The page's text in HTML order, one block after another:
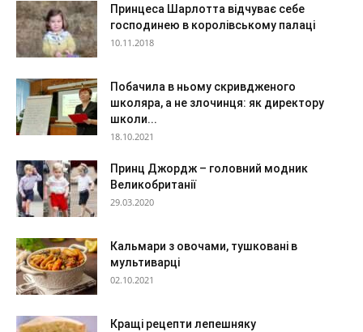
Принцеса Шарлотта відчуває себе
господинею в королівському палаці
10.11.2018
Побачила в ньому скривдженого
школяра, а не злочинця: як директору
школи...
18.10.2021
Принц Джордж – головний модник
Великобританії
29.03.2020
Кальмари з овочами, тушковані в
мультиварці
02.10.2021
Кращі рецепти лепешняку